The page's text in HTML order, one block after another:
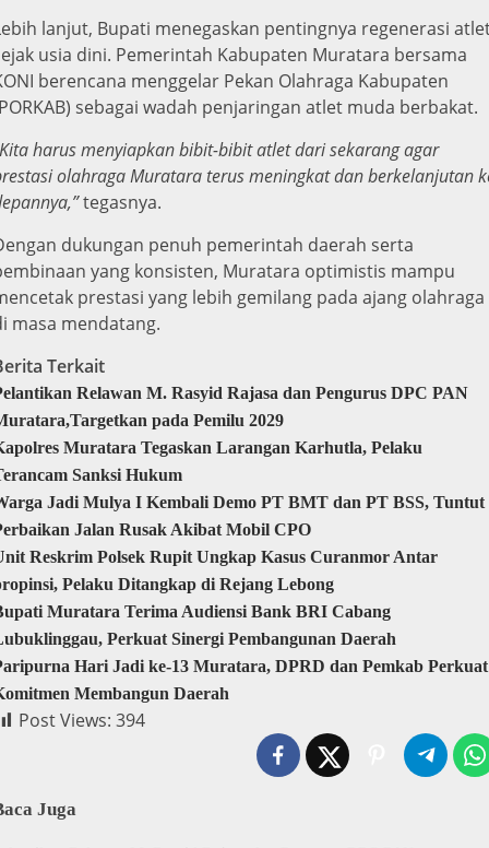
lanjut, Bupati menegaskan pentingnya regenerasi
usia dini. Pemerintah Kabupaten Muratara bersama
berencana menggelar Pekan Olahraga Kabupaten
sebagai wadah penjaringan atlet muda berbakat.
Kita harus menyiapkan bibit-bibit atlet dari sekarang agar
olahraga Muratara terus meningkat dan berkelanjutan
tegasnya.
dukungan penuh pemerintah daerah serta
yang konsisten, Muratara optimistis mampu
prestasi yang lebih gemilang pada ajang olahraga
masa mendatang.
Terkait
Relawan M. Rasyid Rajasa dan Pengurus DPC PAN
pada Pemilu 2029
Muratara Tegaskan Larangan Karhutla, Pelaku
Sanksi Hukum
Jadi Mulya I Kembali Demo PT BMT dan PT BSS, Tuntut
Jalan Rusak Akibat Mobil CPO
Reskrim Polsek Rupit Ungkap Kasus Curanmor Antar
Pelaku Ditangkap di Rejang Lebong
Muratara Terima Audiensi Bank BRI Cabang
Perkuat Sinergi Pembangunan Daerah
Hari Jadi ke-13 Muratara, DPRD dan Pemkab Perkuat
Membangun Daerah
Post Views: 394
Juga